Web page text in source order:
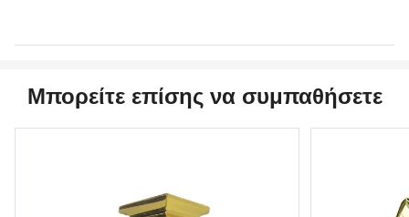
Μπορείτε επίσης να συμπαθήσετε